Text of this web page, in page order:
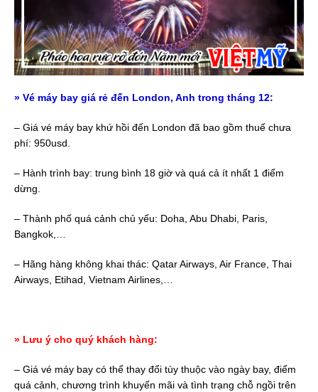
» Vé máy bay giá rẻ đến London, Anh trong tháng 12:
– Giá vé máy bay khứ hồi đến London đã bao gồm thuế chưa
phí: 950usd.
– Hành trình bay: trung bình 18 giờ và quá cả ít nhất 1 điểm
dừng.
– Thành phố quá cảnh chủ yếu: Doha, Abu Dhabi, Paris,
Bangkok,…
– Hãng hàng không khai thác: Qatar Airways, Air France, Thai
Airways, Etihad, Vietnam Airlines,…
» Lưu ý cho quý khách hàng:
– Giá vé máy bay có thể thay đổi tùy thuộc vào ngày bay, điểm
quá cảnh, chương trình khuyến mãi và tình trạng chỗ ngồi trên